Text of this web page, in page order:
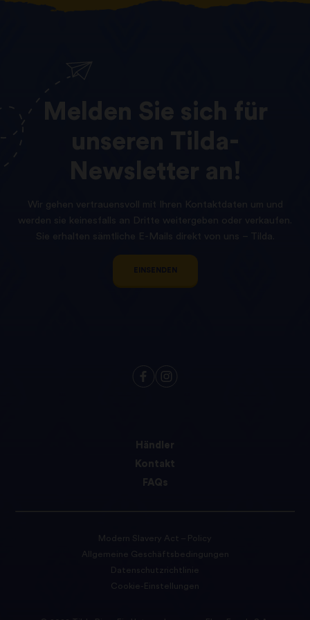
Melden Sie sich
für
unseren
Tilda-
Newsletter
an!
Wir gehen vertrauensvoll mit Ihren Kontaktdaten um und
werden sie keinesfalls an Dritte weitergeben oder verkaufen.
Sie erhalten sämtliche E-Mails direkt von uns – Tilda.
EINSENDEN
Händler
Kontakt
FAQs
Modern Slavery Act – Policy
Allgemeine Geschäftsbedingungen
Datenschutzrichtlinie
Cookie-Einstellungen